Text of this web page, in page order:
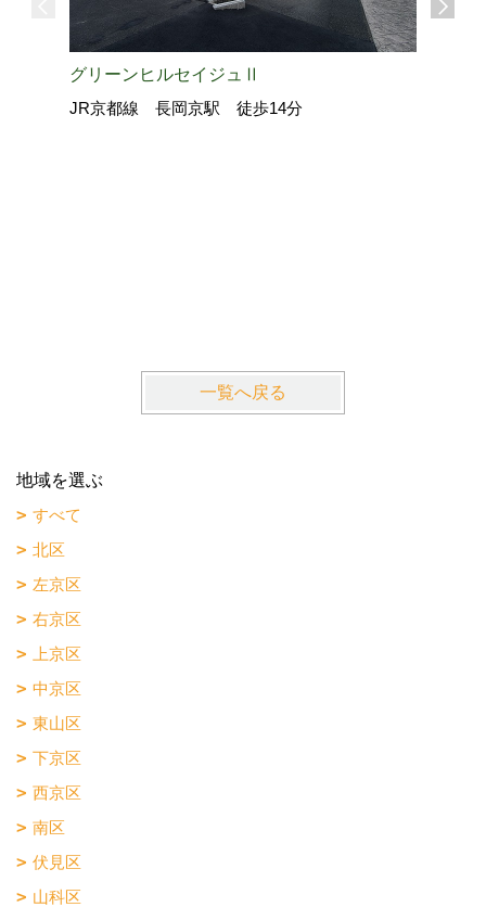
グリーンヒルセイジュⅡ
JR京都線 長岡京駅 徒歩14分
一覧へ戻る
地域を選ぶ
すべて
北区
左京区
右京区
上京区
中京区
東山区
下京区
西京区
南区
伏見区
山科区